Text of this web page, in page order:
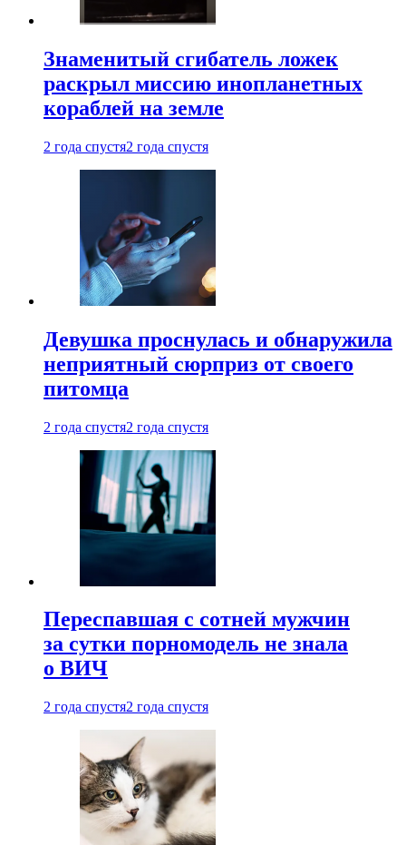
Знаменитый сгибатель ложек
раскрыл миссию инопланетных
кораблей на земле
2 года спустя2 года спустя
Девушка проснулась и обнаружила
неприятный сюрприз от своего
питомца
2 года спустя2 года спустя
Переспавшая с сотней мужчин
за сутки порномодель не знала
о ВИЧ
2 года спустя2 года спустя